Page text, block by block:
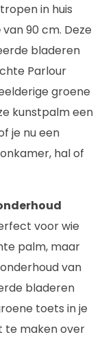
in huis
van 90 cm. Deze
bladeren
Parlour
groene
kunstpalm een
je nu een
hal of
voor wie
palm, maar
van
bladeren
toets in je
te maken over